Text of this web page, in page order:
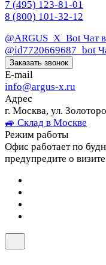
7 (495) 123-81-01
8 (800) 101-32-12
@ARGUS_X_Bot Чат
@id7720669687_bot
Заказать звонок
E-mail
info@argus-x.ru
Адрес
г. Москва, ул.
🚙 Склад в Москве
Режим работы
Офис работает по
предупредите о